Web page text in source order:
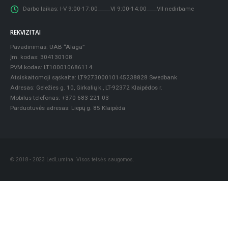
Darbo laikas: I-V 9:00-17:00_____VI 9:00-14:00____VII nedirbame
REKVIZITAI
Pavadinimas: UAB “Alaga”
Įm. kodas: 304130108
PVM kodas: LT100010686114
Atsiskaitomoji sąskaita: LT927300010145238828 Swedbank
Adresas: Geležies g. 10, Girkalių k., LT-92372 Klaipėdos r.
Mobilus telefonas: +370 683 221 03
Parduotuvės adresas: Liepų g. 85 Klaipėda
© 2018 - 2023 LedLumina. Visos teisės saugomos.